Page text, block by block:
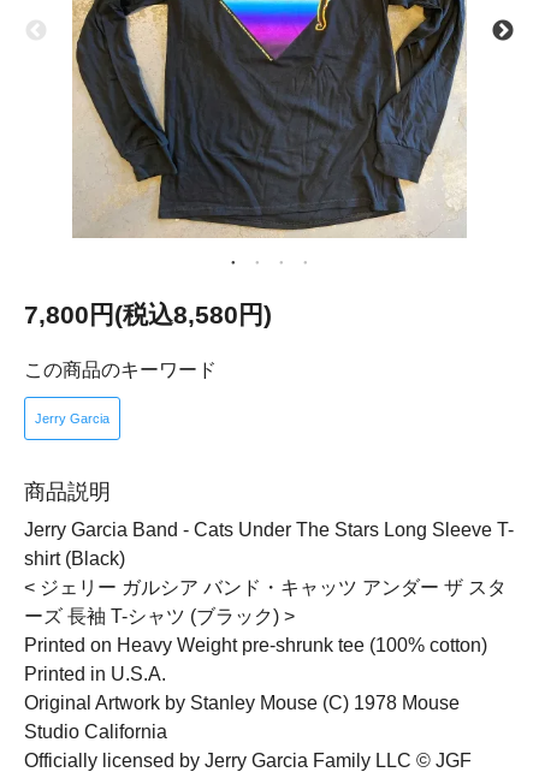
7,800円(税込8,580円)
この商品のキーワード
Jerry Garcia
商品説明
Jerry Garcia Band - Cats Under The Stars Long Sleeve T-
shirt (Black)
< ジェリー ガルシア バンド・キャッツ アンダー ザ スタ
ーズ 長袖 T-シャツ (ブラック) >
Printed on Heavy Weight pre-shrunk tee (100% cotton)
Printed in U.S.A.
Original Artwork by Stanley Mouse (C) 1978 Mouse
Studio California
Officially licensed by Jerry Garcia Family LLC © JGF